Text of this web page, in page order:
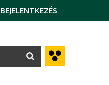
BEJELENTKEZÉS